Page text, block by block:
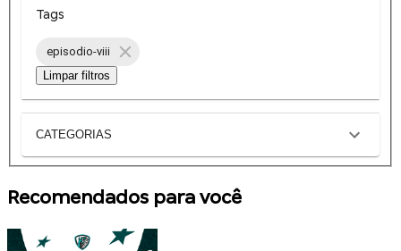
Tags
episodio-viii
Limpar filtros
CATEGORIAS
Recomendados para você